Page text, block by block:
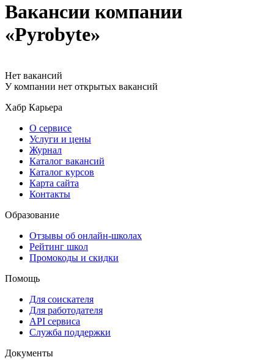
Вакансии компании
«Pyrobyte»
Нет вакансий
У компании нет открытых вакансий
Хабр Карьера
О сервисе
Услуги и цены
Журнал
Каталог вакансий
Каталог курсов
Карта сайта
Контакты
Образование
Отзывы об онлайн-школах
Рейтинг школ
Промокоды и скидки
Помощь
Для соискателя
Для работодателя
API сервиса
Служба поддержки
Документы